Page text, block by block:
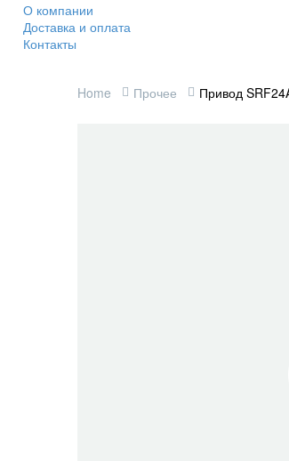
О компании
Доставка и оплата
Контакты
Home Прочее Привод